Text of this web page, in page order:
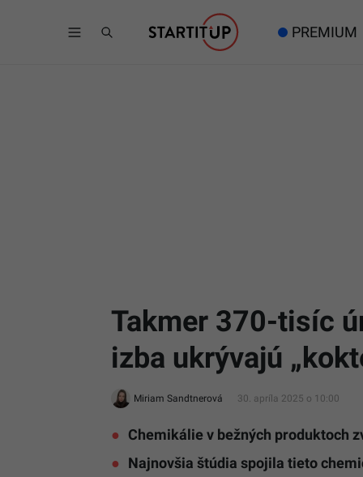
PREMIUM
Takmer 370-tisíc
izba ukrývajú
Miriam Sandtnerová 30. apríla 2025 o 10:00
Chemikálie v bežných produktoch
Najnovšia štúdia spojila tieto